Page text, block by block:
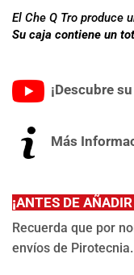
El Che Q Tro produce
Su caja contiene un
¡Descubre
Más
¡ANTES DE
Recuerda que por
envíos de Pirotecnia.